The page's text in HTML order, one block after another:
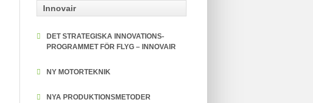
Innovair
DET STRATEGISKA INNOVATIONS­
PROGRAMMET FÖR FLYG – INNOVAIR
NY MOTORTEKNIK
NYA PRODUKTIONSMETODER